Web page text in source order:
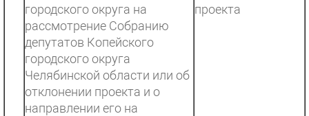
городского округа на
рассмотрение Собранию
депутатов Копейского
городского округа
Челябинской области или об
отклонении проекта и о
направлении его на
проекта